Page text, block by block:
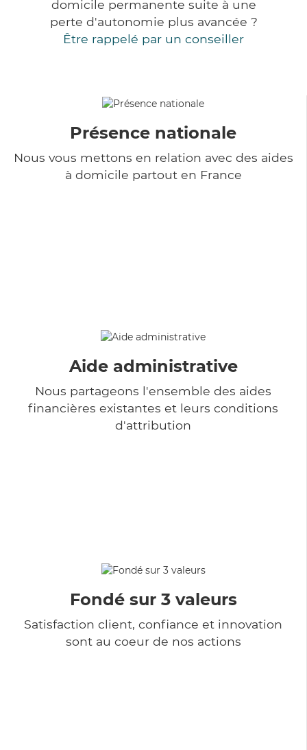
domicile permanente suite à une
perte d'autonomie plus avancée ?
Être rappelé par un conseiller
Présence nationale
Nous vous mettons en relation avec des aides
à domicile partout en France
Aide administrative
Nous partageons l'ensemble des aides
financières existantes et leurs conditions
d'attribution
Fondé sur 3 valeurs
Satisfaction client, confiance et innovation
sont au coeur de nos actions